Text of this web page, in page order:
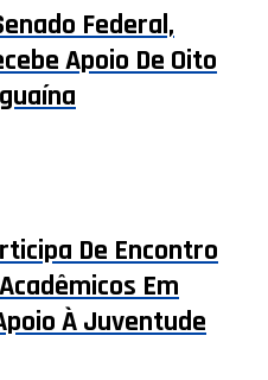
Federal,
Apoio De Oito
De Encontro
Em
À Juventude